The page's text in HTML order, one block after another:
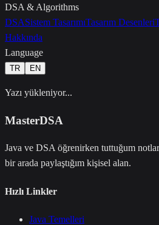
DSA & Algorithms
DSASistem TasarımıTasarım Desenleri
Hakkında
Language
TR EN
Yazı yükleniyor...
MasterDSA
Java ve DSA öğrenirken tuttuğum
bir arada paylaştığım kişisel alan.
Hızlı Linkler
Java Temelleri